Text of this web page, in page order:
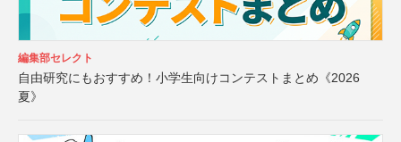
編集部セレクト
自由研究にもおすすめ！小学生向けコンテストまとめ《2026
夏》